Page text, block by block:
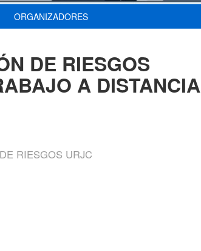
ORGANIZADORES
DE RIESGOS
A DISTANCIA
RIESGOS URJC